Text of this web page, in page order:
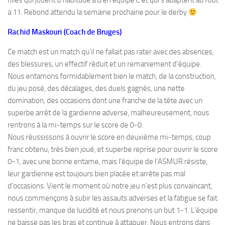
a 11. Rebond attendu la semaine prochaine pour le derby
Rachid Maskouri (Coach de Bruges)
Ce match est un match qu’il ne fallait pas rater avec des absences,
des blessures, un effectif réduit et un remaniement d’équipe.
Nous entamons formidablement bien le match, de la construction,
du jeu posé, des décalages, des duels gagnés, une nette
domination, des occasions dont une franche de la tête avec un
superbe arrêt de la gardienne adverse, malheureusement, nous
rentrons à la mi-temps sur le score de 0-0.
Nous réussissons à ouvrir le score en deuxième mi-temps, coup
franc obtenu, très bien joué, et superbe reprise pour ouvrir le score
0-1, avec une bonne entame, mais l’équipe de l’ASMUR résiste,
leur gardienne est toujours bien placée et arrête pas mal
d’occasions. Vient le moment où notre jeu n’est plus convaincant,
nous commençons à subir les assauts adverses et la fatigue se fait
ressentir, manque de lucidité et nous prenons un but 1-1. L’équipe
ne baisse pas les bras et continue à attaquer. Nous entrons dans